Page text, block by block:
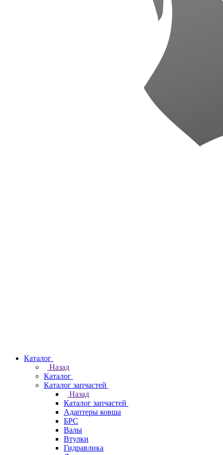
Каталог
Назад
Каталог
Каталог запчастей
Назад
Каталог запчастей
Адаптеры ковша
БРС
Валы
Втулки
Гидравлика